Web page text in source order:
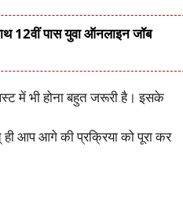
पास युवा ऑनलाइन जॉब
में भी होना बहुत जरूरी है। इसके
आप आगे की प्रक्रिया को पूरा कर